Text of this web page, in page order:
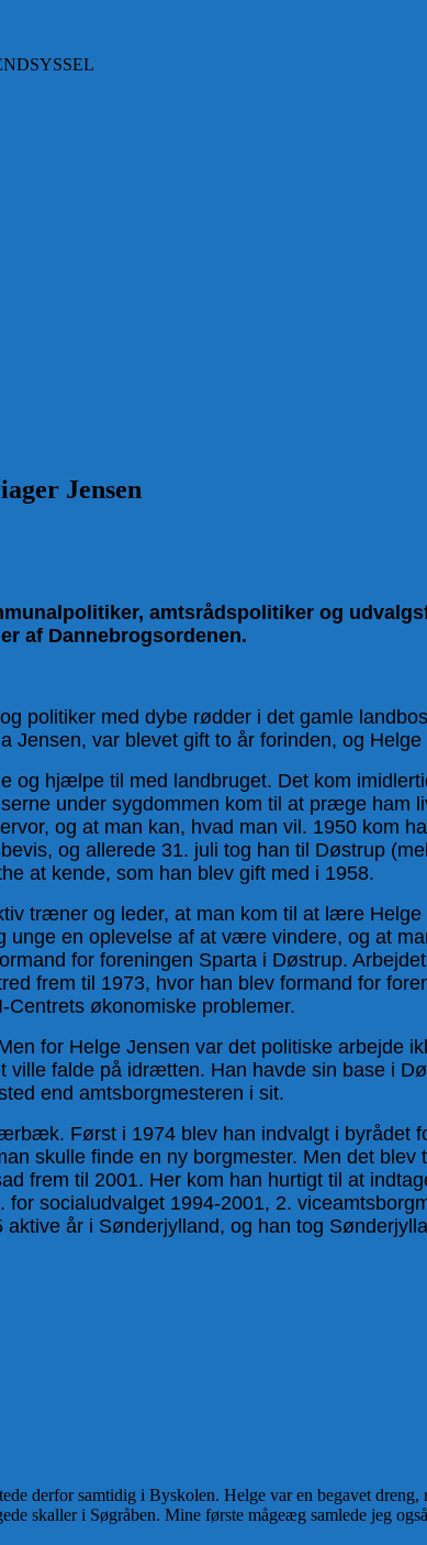
Jensen
amtsrådspolitiker og
af Dannebrogsordenen.
politiker med dybe rødder i det gamle
var blevet gift to år forinden, og
og hjælpe til med landbruget. Det kom
under sygdommen kom til at præge ham
og at man kan, hvad man vil. 1950 kom
og allerede 31. juli tog han til Døstrup
at kende, som han blev gift med i 1958.
træner og leder, at man kom til at lære
en oplevelse af at være vindere, og at
for foreningen Sparta i Døstrup.
frem til 1973, hvor han blev formand for
økonomiske problemer.
for Helge Jensen var det politiske arbejde
falde på idrætten. Han havde sin base i
end amtsborgmesteren i sit.
Først i 1974 blev han indvalgt i byrådet
skulle finde en ny borgmester. Men det
frem til 2001. Her kom han hurtigt til at
socialudvalget 1994-2001, 2.
år i Sønderjylland, og han tog
derfor samtidig i Byskolen. Helge var en begavet dreng,
skaller i Søgråben. Mine første mågeæg samlede jeg